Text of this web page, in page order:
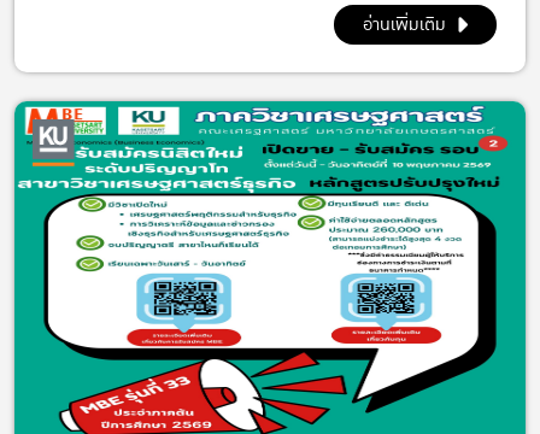
มหาวิทยาลัยเกษตรศาสตร์
2. สมาชิกสามารถมีได้ 1- 3
ขอบเขตของวีดีโอคลิป
1.วีดีโอคลิปมีความยาวไม่เกิน 2 นาที รวมไตเติ้ล (ถ้ามี) และต้อง
สอดคล้องกับหัวข้อการประกวด
2.เนื้อหาต้องเหมาะสม ไม่ขัดต่อศีลธรรม ไม่กระทบต่อสถาบันชาติ
ศาสนา พระมหากษัตริย์ และไม่สร้างความแตกแยกในสังคม
3.ผู้ส่งผลงานต้องรับผิดชอบลิขสิทธิ์ของเนื้อหา โดยผลงานถือเป็น
ลิขสิทธิ์ร่วมของผู้สร้างสรรค์และคณะเศรษฐศาสตร์ มหาวิทยาลัย
เกษตรศาสตร์ และผลการตัดสินของคณะกรรมการถือเป็นที่สิ้นสุด
อ่านเพิ่มเติม